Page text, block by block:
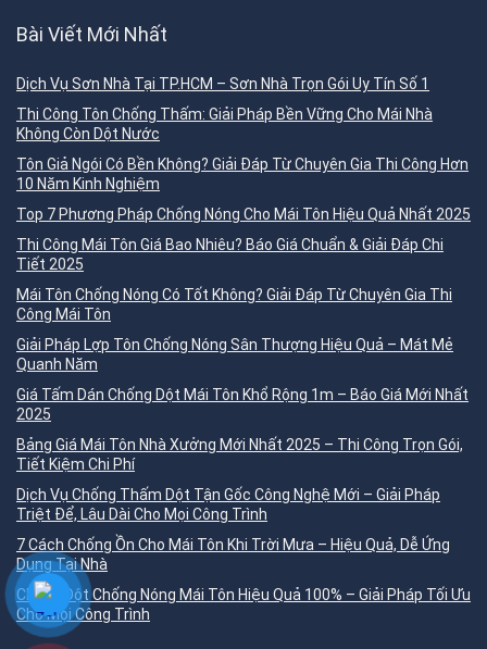
Bài Viết Mới Nhất
Dịch Vụ Sơn Nhà Tại TP.HCM – Sơn Nhà Trọn Gói Uy Tín Số 1
Thi Công Tôn Chống Thấm: Giải Pháp Bền Vững Cho Mái Nhà
Không Còn Dột Nước
Tôn Giả Ngói Có Bền Không? Giải Đáp Từ Chuyên Gia Thi Công Hơn
10 Năm Kinh Nghiệm
Top 7 Phương Pháp Chống Nóng Cho Mái Tôn Hiệu Quả Nhất 2025
Thi Công Mái Tôn Giá Bao Nhiêu? Báo Giá Chuẩn & Giải Đáp Chi
Tiết 2025
Mái Tôn Chống Nóng Có Tốt Không? Giải Đáp Từ Chuyên Gia Thi
Công Mái Tôn
Giải Pháp Lợp Tôn Chống Nóng Sân Thượng Hiệu Quả – Mát Mẻ
Quanh Năm
Giá Tấm Dán Chống Dột Mái Tôn Khổ Rộng 1m – Báo Giá Mới Nhất
2025
Bảng Giá Mái Tôn Nhà Xưởng Mới Nhất 2025 – Thi Công Trọn Gói,
Tiết Kiệm Chi Phí
Dịch Vụ Chống Thấm Dột Tận Gốc Công Nghệ Mới – Giải Pháp
Triệt Để, Lâu Dài Cho Mọi Công Trình
7 Cách Chống Ồn Cho Mái Tôn Khi Trời Mưa – Hiệu Quả, Dễ Ứng
Dụng Tại Nhà
Chống Dột Chống Nóng Mái Tôn Hiệu Quả 100% – Giải Pháp Tối Ưu
Cho Mọi Công Trình